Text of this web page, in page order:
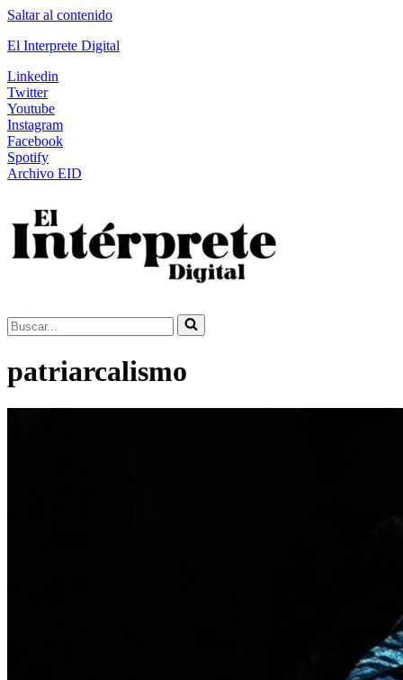
Saltar al contenido
El Interprete Digital
Linkedin
Twitter
Youtube
Instagram
Facebook
Spotify
Archivo EID
Buscar...
patriarcalismo